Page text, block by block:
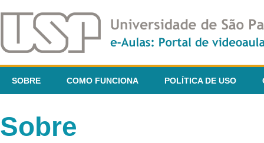
SOBRE COMO FUNCIONA POLÍTICA DE USO
Sobre